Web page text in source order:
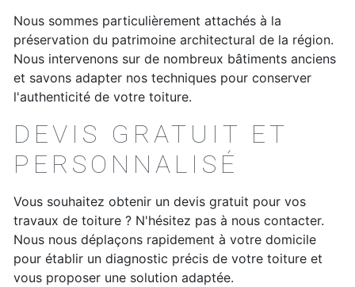
Nous sommes particulièrement attachés à la
préservation du patrimoine architectural de la région.
Nous intervenons sur de nombreux bâtiments anciens
et savons adapter nos techniques pour conserver
l'authenticité de votre toiture.
DEVIS GRATUIT ET
PERSONNALISÉ
Vous souhaitez obtenir un devis gratuit pour vos
travaux de toiture ? N'hésitez pas à nous contacter.
Nous nous déplaçons rapidement à votre domicile
pour établir un diagnostic précis de votre toiture et
vous proposer une solution adaptée.